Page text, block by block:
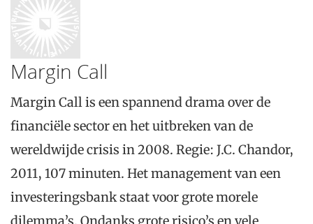
Margin Call
Margin Call is een spannend drama over de
financiële sector en het uitbreken van de
wereldwijde crisis in 2008. Regie: J.C. Chandor,
2011, 107 minuten. Het management van een
investeringsbank staat voor grote morele